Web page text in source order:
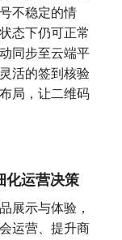
不稳定的情
态下仍可正常
同步至云端平
活的签到核验
局，让二维码
化运营决策
展示与体验，
运营、提升商